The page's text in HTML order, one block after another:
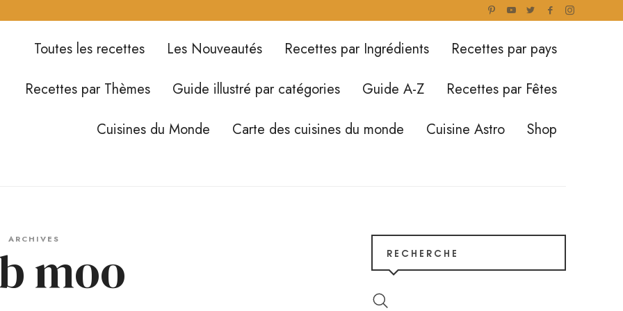
Toutes les recettes Les Nouveautés Recettes par Ingrédients
Recettes par pays
Recettes par Thèmes
Guide illustré par catégories Guide A-Z
Recettes par Fêtes
Cuisines du Monde
Carte des cuisines du monde Cuisine Astro Shop
ARCHIVES
moo RECHERCHE